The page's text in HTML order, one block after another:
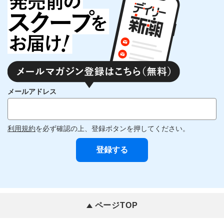
メールアドレス
利用規約を必ず確認の上、登録ボタンを押してください。
ページTOP